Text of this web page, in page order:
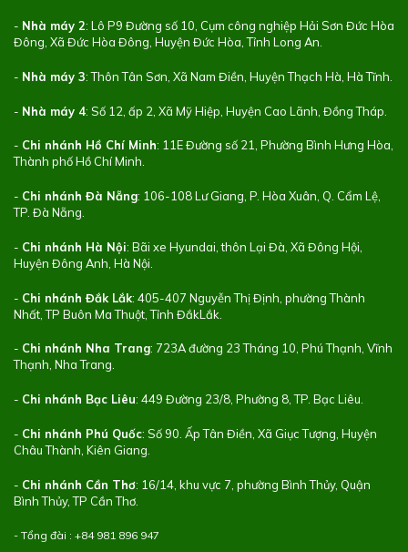
- Nhà máy 2: Lô P9 Đường số 10, Cụm công nghiệp Hải Sơn Đức Hòa
Đông, Xã Đức Hòa Đông, Huyện Đức Hòa, Tỉnh Long An.
- Nhà máy 3: Thôn Tân Sơn, Xã Nam Điền, Huyện Thạch Hà, Hà Tĩnh.
- Nhà máy 4: Số 12, ấp 2, Xã Mỹ Hiệp, Huyện Cao Lãnh, Đồng Tháp.
- Chi nhánh Hồ Chí Minh: 11E Đường số 21, Phường Bình Hưng Hòa,
Thành phố Hồ Chí Minh.
- Chi nhánh Đà Nẵng: 106-108 Lư Giang, P. Hòa Xuân, Q. Cẩm Lệ,
TP. Đà Nẵng.
- Chi nhánh Hà Nội: Bãi xe Hyundai, thôn Lại Đà, Xã Đông Hội,
Huyện Đông Anh, Hà Nội.
- Chi nhánh Đắk Lắk: 405-407 Nguyễn Thị Định, phường Thành
Nhất, TP Buôn Ma Thuột, Tỉnh ĐắkLắk.
- Chi nhánh Nha Trang: 723A đường 23 Tháng 10, Phú Thạnh, Vĩnh
Thạnh, Nha Trang.
- Chi nhánh Bạc Liêu: 449 Đường 23/8, Phường 8, TP. Bạc Liêu.
- Chi nhánh Phú Quốc: Số 90. Ấp Tân Điền, Xã Giục Tượng, Huyện
Châu Thành, Kiên Giang.
- Chi nhánh Cần Thơ: 16/14, khu vực 7, phường Bình Thủy, Quận
Bình Thủy, TP Cần Thơ.
- Tổng đài : +84 981 896 947